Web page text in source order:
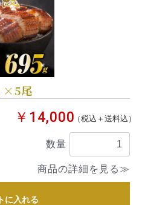
×5尾
￥14,000（税込＋送料込）
数量
商品の詳細を見る≫
に入れる